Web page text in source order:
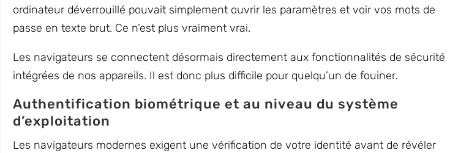
ordinateur déverrouillé pouvait simplement ouvrir les paramètres et voir vos mots de
passe en texte brut. Ce n’est plus vraiment vrai.
Les navigateurs se connectent désormais directement aux fonctionnalités de sécurité
intégrées de nos appareils. Il est donc plus difficile pour quelqu’un de fouiner.
Authentification biométrique et au niveau du système
d’exploitation
Les navigateurs modernes exigent une vérification de votre identité avant de révéler